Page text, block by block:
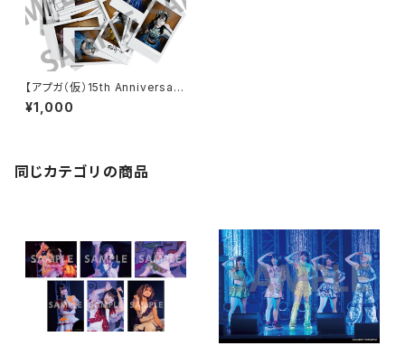
【アプガ（仮）15th Anniversar
y】新衣装 ランダムチェキ
¥1,000
同じカテゴリの商品